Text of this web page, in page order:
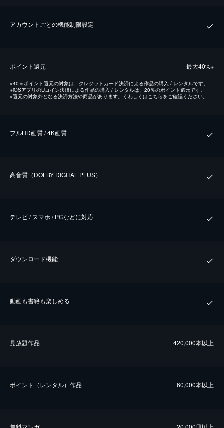
アカウントごとの機能制限設定
ポイント還元 最⼤40%※
※40％ポイント還元の対象は、クレジットカード決済による作品の購入 / レンタルです。
※iOSアプリのUコイン決済による作品の購入 / レンタルは、20％のポイント還元です。
※還元の対象外となる決済方法や商品があります。くわしくは こちらをご確認ください。
フルHD画質 / 4K画質
⾼⾳質（DOLBY DIGITAL PLUS）
テレビ / スマホ / PCなどに対応
ダウンロード機能
動画も書籍も楽しめる
⾒放題作品 420,000本以上
ポイント（レンタル）作品 60,000本以上